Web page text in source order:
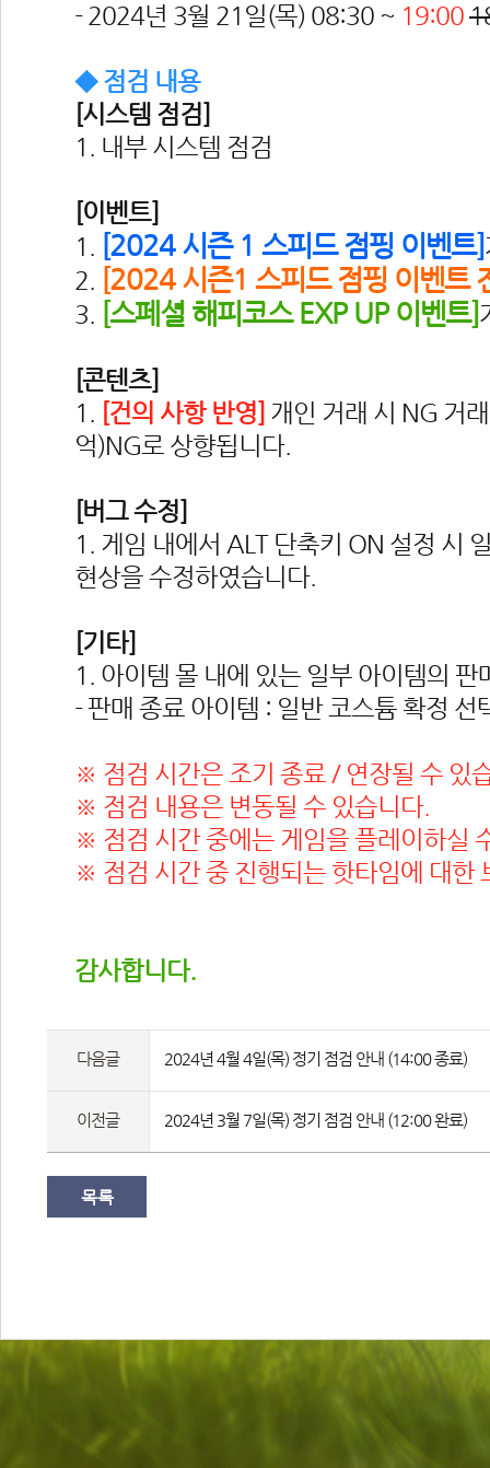
- 2024년 3월 21일(목) 08:30 ~ 19:00
◆ 점검 내용
[시스템 점검]
1. 내부 시스템 점검
[이벤트]
1.
[2024 시즌 1 스피드 점핑 이벤트]
2.
[2024 시즌1 스피드 점핑 이벤트
3. [스페셜 해피코스 EXP UP 이벤트]
[콘텐츠]
1.
[건의 사항 반영] 개인 거래 시 NG 거
억)NG로 상향됩니다.
[버그 수정]
1. 게임 내에서 ALT 단축키 ON 설정 시
현상을 수정하였습니다.
[기타]
1. 아이템 몰 내에 있는 일부 아이템의 판
- 판매 종료 아이템 : 일반 코스튬 확정
※ 점검 시간은 조기 종료 / 연장될 수 있
※ 점검 내용은 변동될 수 있습니다.
※ 점검 시간 중에는 게임을 플레이하실
※ 점검 시간 중 진행되는 핫타임에 대한
감사합니다.
다음글 2024년 4월 4일(목) 정기 점검 안내 (14:00 종료)
이전글 2024년 3월 7일(목) 정기 점검 안내 (12:00 완료)
목록